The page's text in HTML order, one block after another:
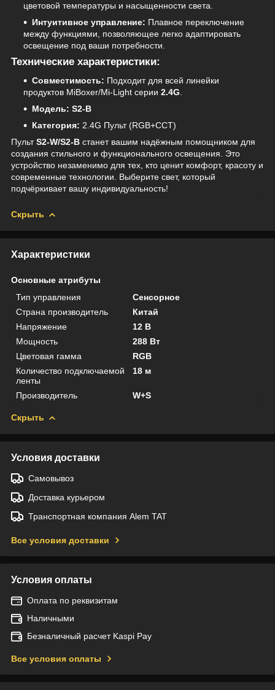
цветовой температуры и насыщенности света.
Интуитивное управление: Плавное переключение
между функциями, позволяющее легко адаптировать
освещение под ваши потребности.
Технические характеристики:
Совместимость: Подходит для всей линейки
продуктов MiBoxer/Mi-Light серии 2.4G
Модель: S2-B
Категория: 2.4G Пульт (RGB+CCT)
ПультS2-W/S2-B станет вашим надёжным помощником для
создания стильного и функционального освещения. Это
устройство незаменимо для тех, кто ценит комфорт, красоту и
современные технологии. Выберите свет, который
подчёркивает вашу индивидуальность!
Скрыть
Характеристики
Основные атрибуты
Тип управления
Сенсорное
Страна производитель
Китай
Напряжение
12 В
Мощность
288 Вт
Цветовая гамма
RGB
Количество подключаемой
ленты
18 м
Производитель W+S
Скрыть
Условия доставки
Самовывоз
Доставка курьером
Транспортная компания Alem TAT
Все условия доставки
Условия оплаты
Оплата по реквизитам
Наличными
Безналичный расчет Kaspi Pay
Все условия оплаты